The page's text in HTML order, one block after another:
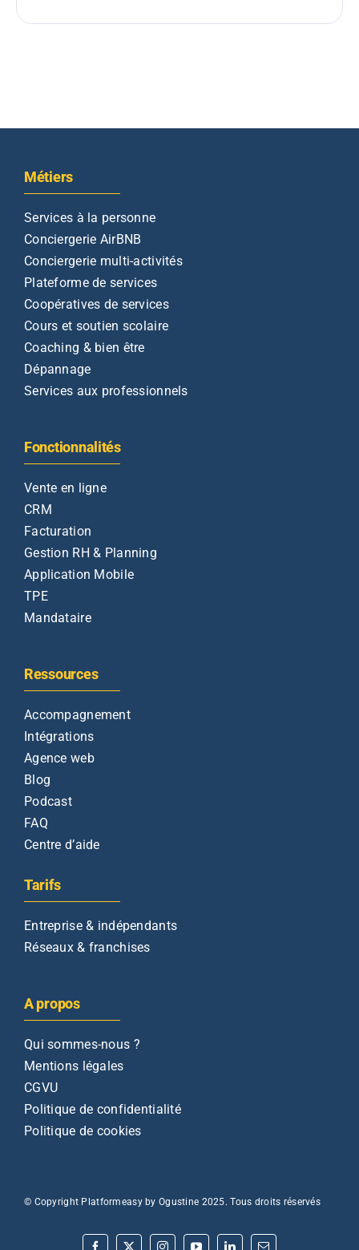
Métiers
Services à la personne
Conciergerie AirBNB
Conciergerie multi-activités
Plateforme de services
Coopératives de services
Cours et soutien scolaire
Coaching & bien être
Dépannage
Services aux professionnels
Fonctionnalités
Vente en ligne
CRM
Facturation
Gestion RH & Planning
Application Mobile
TPE
Mandataire
Ressources
Accompagnement
Intégrations
Agence web
Blog
Podcast
FAQ
Centre d’aide
Tarifs
Entreprise & indépendants
Réseaux & franchises
A propos
Qui sommes-nous ?
Mentions légales
CGVU
Politique de confidentialité
Politique de cookies
© Copyright Platformeasy by Ogustine 2025. Tous droits réservés